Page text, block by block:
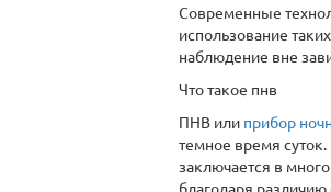
Современные
использование
наблюдение вне
Что такое пнв
ПНВ или прибор
темное время
заключается в
благодаря